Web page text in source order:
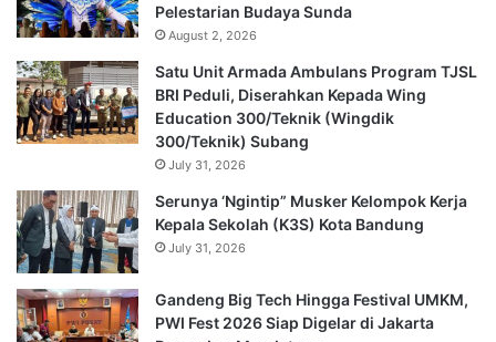
Pelestarian Budaya Sunda
August 2, 2026
Satu Unit Armada Ambulans Program TJSL
BRI Peduli, Diserahkan Kepada Wing
Education 300/Teknik (Wingdik
300/Teknik) Subang
July 31, 2026
Serunya ‘Ngintip” Musker Kelompok Kerja
Kepala Sekolah (K3S) Kota Bandung
July 31, 2026
Gandeng Big Tech Hingga Festival UMKM,
PWI Fest 2026 Siap Digelar di Jakarta